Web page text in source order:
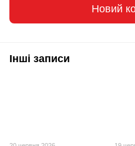
Новий
Інші записи